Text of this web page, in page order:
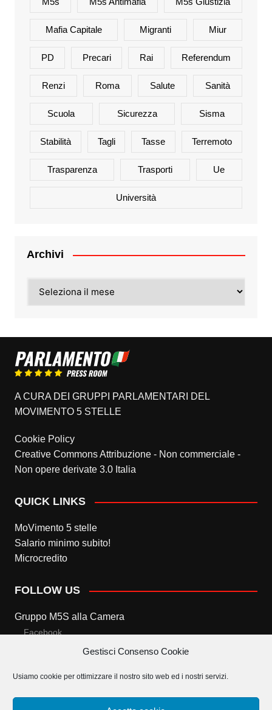
Gestisci Consenso Cookie
Usiamo cookie per ottimizzare il nostro sito web ed i nostri servizi.
Mafia Capitale Migranti Miur
PD Precari Rai Referendum
Renzi Roma Salute Sanità
Scuola Sicurezza Sisma
Stabilità Tagli Tasse Terremoto
Trasparenza Trasporti Ue
Università
Archivi
A CURA DEI GRUPPI PARLAMENTARI DEL
MOVIMENTO 5 STELLE
Cookie Policy
Creative Commons Attribuzione - Non commerciale -
Non opere derivate 3.0 Italia
QUICK LINKS
MoVimento 5 stelle
Salario minimo subito!
Microcredito
FOLLOW US
Gruppo M5S alla Camera
Facebook